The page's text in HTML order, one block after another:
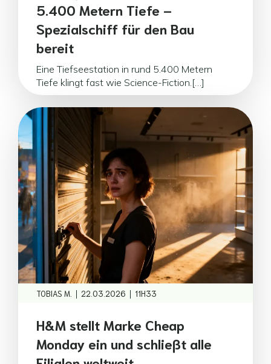
5.400 Metern Tiefe –
Spezialschiff für den Bau
bereit
Eine Tiefseestation in rund 5.400 Metern
Tiefe klingt fast wie Science-Fiction.[…]
TOBIAS M. | 22.03.2026 | 11H33
H&M stellt Marke Cheap
Monday ein und schließt alle